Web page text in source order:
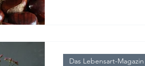
Das Lebensart-Magazin